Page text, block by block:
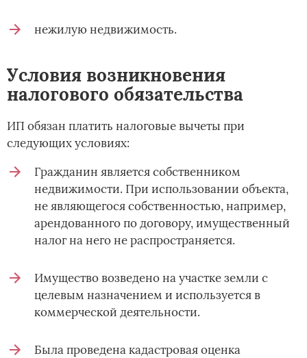
нежилую недвижимость.
Условия возникновения
налогового обязательства
ИП обязан платить налоговые вычеты при
следующих условиях:
Гражданин является собственником
недвижимости. При использовании объекта,
не являющегося собственностью, например,
арендованного по договору, имущественный
налог на него не распространяется.
Имущество возведено на участке земли с
целевым назначением и используется в
коммерческой деятельности.
Была проведена кадастровая оценка